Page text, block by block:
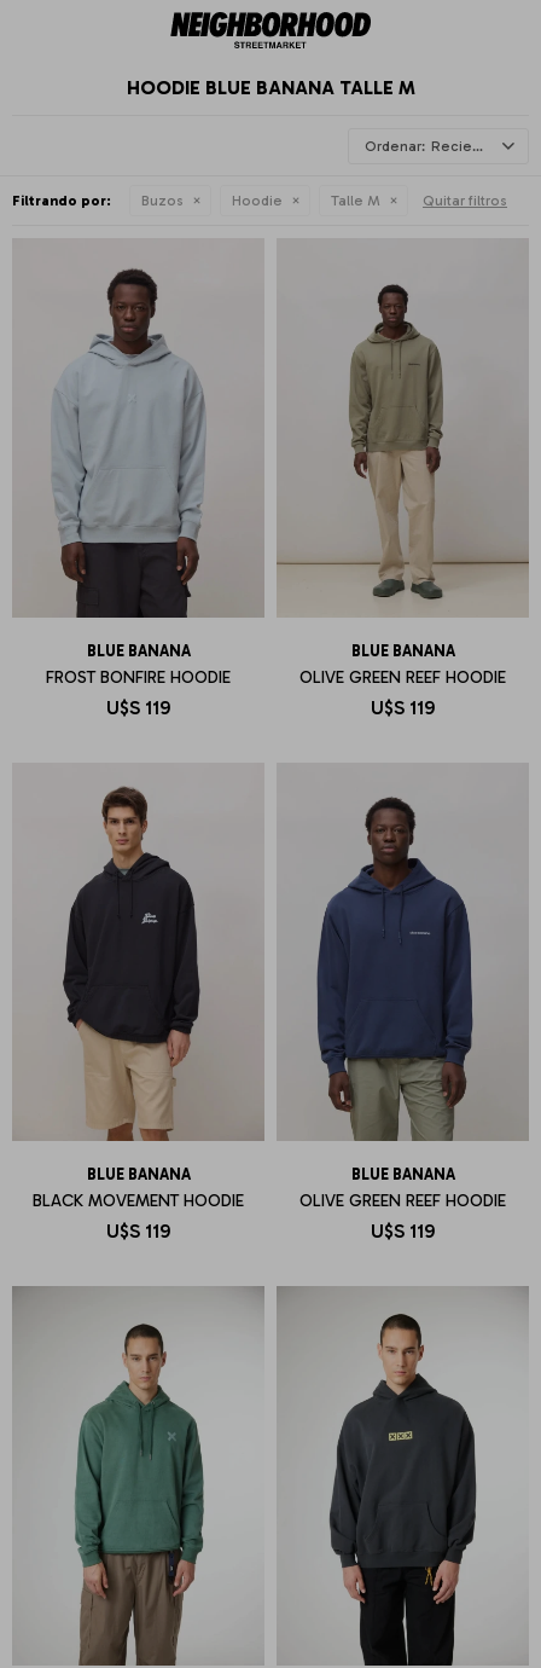
HOODIE BLUE BANANA TALLE M
Recientes
Filtrando por: Buzos Hoodie Talle M Quitar filtros
BLUE BANANA
FROST BONFIRE HOODIE
U$S 119
BLUE BANANA
OLIVE GREEN REEF HOODIE
U$S 119
BLUE BANANA
BLACK MOVEMENT HOODIE
U$S 119
BLUE BANANA
OLIVE GREEN REEF HOODIE
U$S 119